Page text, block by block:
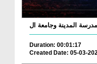
Duration: 00:01:17
Created Date: 05-03-